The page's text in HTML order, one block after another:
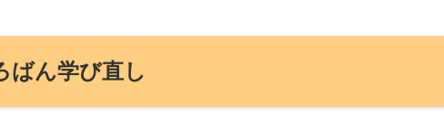
ばん学び直し